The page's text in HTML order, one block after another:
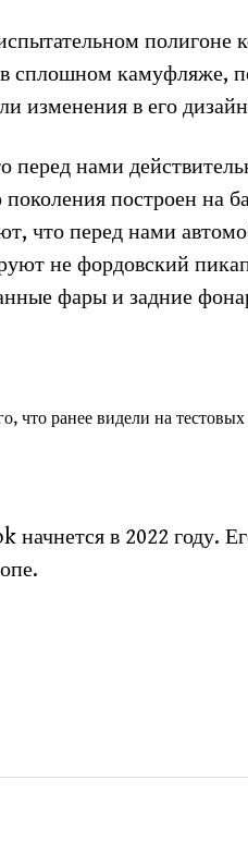
полигоне
сплошном камуфляже,
изменения в его
перед нами
построен на
что перед нами
не фордовский
фары и задние
что ранее видели на
в 2022 году.